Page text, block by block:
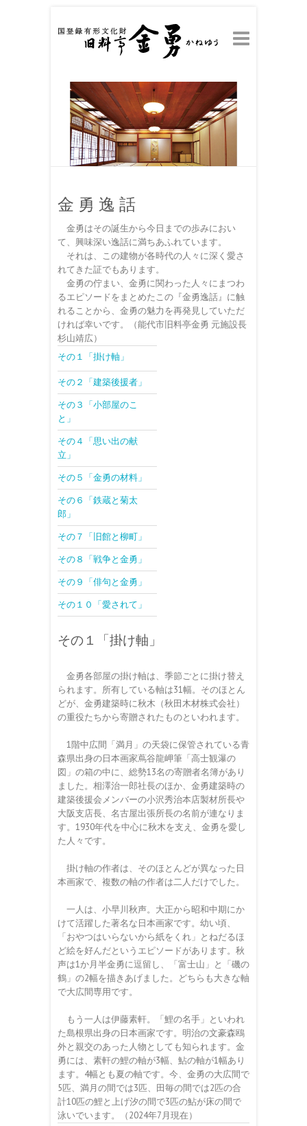
金 勇 逸 話
金勇はその誕生から今日までの歩みにおい
て、興味深い逸話に満ちあふれています。
それは、この建物が各時代の人々に深く愛さ
れてきた証でもあります。
金勇の佇まい、金勇に関わった人々にまつわ
るエピソードをまとめたこの『金勇逸話』に触
れることから、金勇の魅力を再発見していただ
ければ幸いです。（能代市旧料亭金勇 元施設長
杉山靖広）
その１「掛け軸」
その２「建築後援者」
その３「小部屋のこ
と」
その４「思い出の献
立」
その５「金勇の材料」
その６「鉄蔵と菊太
郎」
その７「旧館と柳町」
その８「戦争と金勇」
その９「俳句と金勇」
その１０「愛されて」
その１「掛け軸」
金勇各部屋の掛け軸は、季節ごとに掛け替え
られます。所有している軸は31幅。そのほとん
どが、金勇建築時に秋木（秋田木材株式会社）
の重役たちから寄贈されたものといわれます。
1階中広間「満月」の天袋に保管されている青
森県出身の日本画家蔦谷龍岬筆「高士観瀑の
図」の箱の中に、総勢13名の寄贈者名簿があり
ました。相澤治一郎社長のほか、金勇建築時の
建築後援会メンバーの小沢秀治本店製材所長や
大阪支店長、名古屋出張所長の名前が連なりま
す。1930年代を中心に秋木を支え、金勇を愛し
た人々です。
掛け軸の作者は、そのほとんどが異なった日
本画家で、複数の軸の作者は二人だけでした。
一人は、小早川秋声。大正から昭和中期にか
けて活躍した著名な日本画家です。幼い頃、
「おやつはいらないから紙をくれ」とねだるほ
ど絵を好んだというエピソードがあります。秋
声は1か月半金勇に逗留し、「富士山」と「磯の
鶴」の2幅を描きあげました。どちらも大きな軸
で大広間専用です。
もう一人は伊藤素軒。「鯉の名手」といわれ
た島根県出身の日本画家です。明治の文豪森鴎
外と親交のあった人物としても知られます。金
勇には、素軒の鯉の軸が3幅、鮎の軸が1幅あり
ます。4幅とも夏の軸です。今、金勇の大広間で
5匹、満月の間では3匹、田毎の間では2匹の合
計10匹の鯉と上げ汐の間で3匹の鮎が床の間で
泳いでいます。（2024年7月現在）